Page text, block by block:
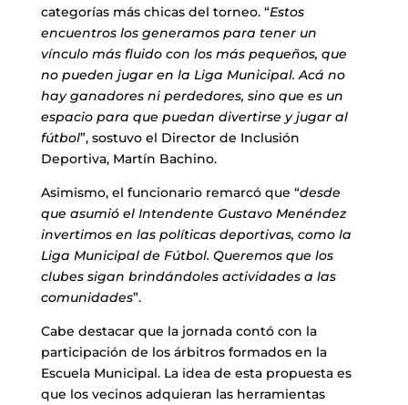
categorías más chicas del torneo. “Estos
encuentros los generamos para tener un
vínculo más fluido con los más pequeños, que
no pueden jugar en la Liga Municipal. Acá no
hay ganadores ni perdedores, sino que es un
espacio para que puedan divertirse y jugar al
fútbol”, sostuvo el Director de Inclusión
Deportiva, Martín Bachino.
Asimismo, el funcionario remarcó que “desde
que asumió el Intendente Gustavo Menéndez
invertimos en las políticas deportivas, como la
Liga Municipal de Fútbol. Queremos que los
clubes sigan brindándoles actividades a las
comunidades”.
Cabe destacar que la jornada contó con la
participación de los árbitros formados en la
Escuela Municipal. La idea de esta propuesta es
que los vecinos adquieran las herramientas